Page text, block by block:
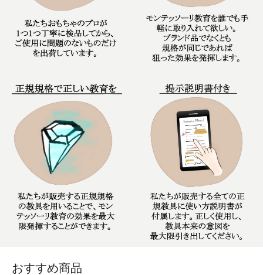
おすすめ商品